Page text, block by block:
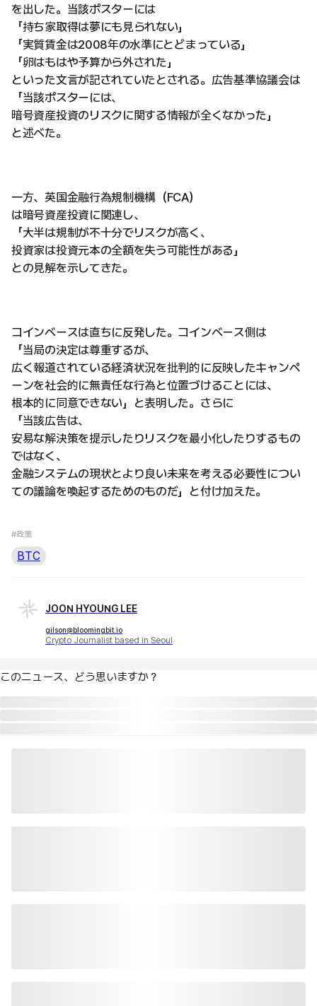
を出した。当該ポスターには
「持ち家取得は夢にも見られない」
「実質賃金は2008年の水準にとどまっている」
「卵はもはや予算から外された」
といった文言が記されていたとされる。広告基準協議会は
「当該ポスターには、
暗号資産投資のリスクに関する情報が全くなかった」
と述べた。
一方、英国金融行為規制機構（FCA）
は暗号資産投資に関連し、
「大半は規制が不十分でリスクが高く、
投資家は投資元本の全額を失う可能性がある」
との見解を示してきた。
コインベースは直ちに反発した。コインベース側は
「当局の決定は尊重するが、
広く報道されている経済状況を批判的に反映したキャンペ
ーンを社会的に無責任な行為と位置づけることには、
根本的に同意できない」と表明した。さらに
「当該広告は、
安易な解決策を提示したりリスクを最小化したりするもの
ではなく、
金融システムの現状とより良い未来を考える必要性につい
ての議論を喚起するためのものだ」と付け加えた。
#政策
BTC
JOON HYOUNG LEE
gilson@bloomingbit.io
Crypto Journalist based in Seoul
このニュース、どう思いますか？